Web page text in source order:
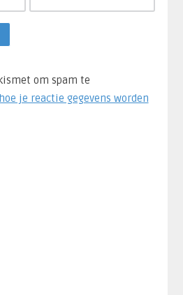
om spam te
je reactie gegevens worden